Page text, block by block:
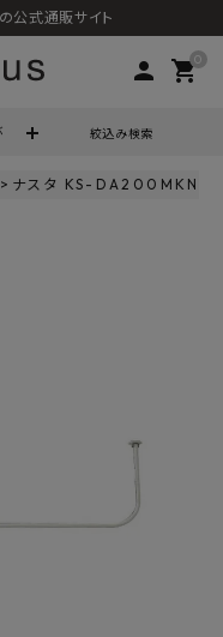
公式通販サイト
person 0
shopping_cart
絞込み検索
ナスタ KS-DA200MKN-